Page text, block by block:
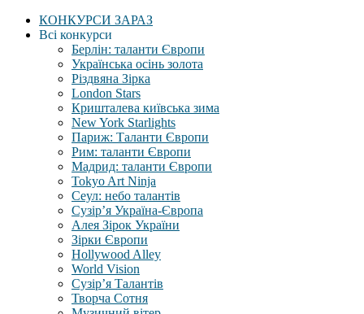
КОНКУРСИ ЗАРАЗ
Всі конкурси
Берлін: таланти Європи
Українська осінь золота
Різдвяна Зірка
London Stars
Кришталева київська зима
New York Starlights
Париж: Таланти Європи
Рим: таланти Європи
Мадрид: таланти Європи
Tokyo Art Ninja
Сеул: небо талантів
Сузір’я Україна-Європа
Алея Зірок України
Зірки Європи
Hollywood Alley
World Vision
Сузір’я Талантів
Творча Сотня